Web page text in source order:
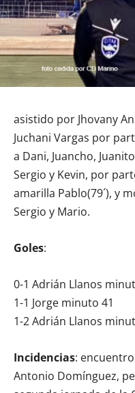
asistido por Jhovany
Juchani Vargas por
a Dani, Juancho,
Sergio y Kevin, por
amarilla Pablo(79´), y
Sergio y Mario.
Goles:
0-1 Adrián Llanos
1-1 Jorge minuto 41
1-2 Adrián Llanos
Incidencias:
Antonio Domínguez,